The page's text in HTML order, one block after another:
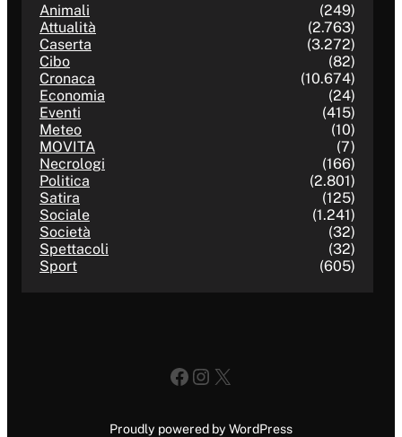
Animali
(249)
Attualità
(2.763)
Caserta
(3.272)
Cibo
(82)
Cronaca
(10.674)
Economia
(24)
Eventi
(415)
Meteo
(10)
MOVITA
(7)
Necrologi
(166)
Politica
(2.801)
Satira
(125)
Sociale
(1.241)
Società
(32)
Spettacoli
(32)
Sport
(605)
Facebook
Instagram
X
Proudly powered by WordPress